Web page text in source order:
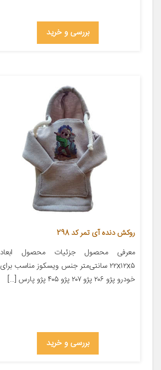
بررسی و خرید
روکش دنده آی تمر کد 298
معرفی محصول جزئیات محصول ابعاد
۲۲x۱۲x۵ سانتی‌متر جنس ویسکوز مناسب برای
خودرو پژو ۲۰۶ پژو ۲۰۷ پژو ۴۰۵ پژو پارس […]
بررسی و خرید